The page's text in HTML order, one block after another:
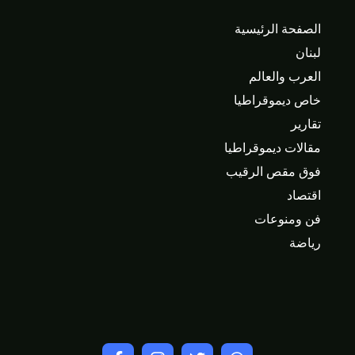
الصفحة الرئيسية
لبنان
العرب والعالم
خاص ديموقراطيا
تقارير
مقالات ديموقراطيا
فوق مقص الرقيب
اقتصاد
فن ومنوعات
رياضة